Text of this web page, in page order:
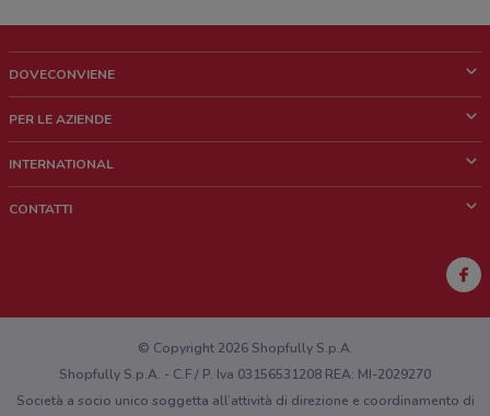
DOVECONVIENE
Chi siamo
Lavora con noi
PER LE AZIENDE
Richieste commerciali e marketing
INTERNATIONAL
CONTATTI
Hai un malfunzionamento sul web o sull'app?
© Copyright 2026 Shopfully S.p.A.
Shopfully S.p.A. - C.F / P. Iva 03156531208 REA: MI-2029270
Società a socio unico soggetta all’attività di direzione e coordinamento di